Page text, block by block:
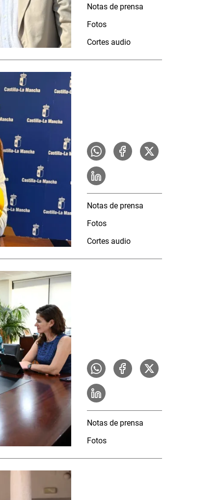
Notas de prensa
Fotos
Cortes audio
Notas de prensa
Fotos
Cortes audio
Notas de prensa
Fotos